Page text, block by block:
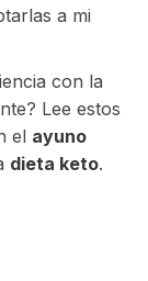
a mi
con la
Lee estos
el ayuno
dieta keto.